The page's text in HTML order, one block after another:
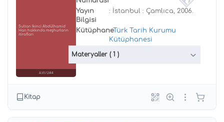
Sultan İkinci Abdülhamid
Han hakkında meşhurların
itirafları
A.VII/2144
Yayın
Bilgisi
: İstanbul : Çamlıca, 2006.
Kütüphane
:Türk Tarih Kurumu
Kütüphanesi
Materyaller ( 1 )
Kitap